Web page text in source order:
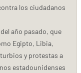
los ciudadanos
año pasado, que
Egipto, Libia,
y protestas a
estadounidenses